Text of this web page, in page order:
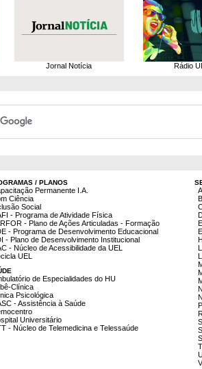
Jornal Notícia Rádio
/ PLANOS
Permanente I.A.
Ciência
Social
- Programa de Atividade Física
- Plano de Ações Articuladas - Formação
- Programa de Desenvolvimento Educacional
- Plano de Desenvolvimento Institucional
- Núcleo de Acessibilidade da UEL
UEL
de Especialidades do HU
Clínica
Psicológica
- Assistência à Saúde
Universitário
- Núcleo de Telemedicina e Telessaúde